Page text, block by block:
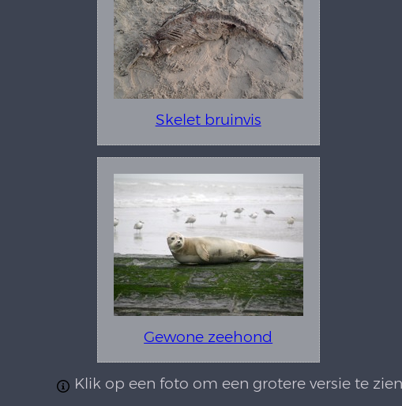
Skelet bruinvis
Gewone zeehond
Klik op een foto om een grotere versie te zien